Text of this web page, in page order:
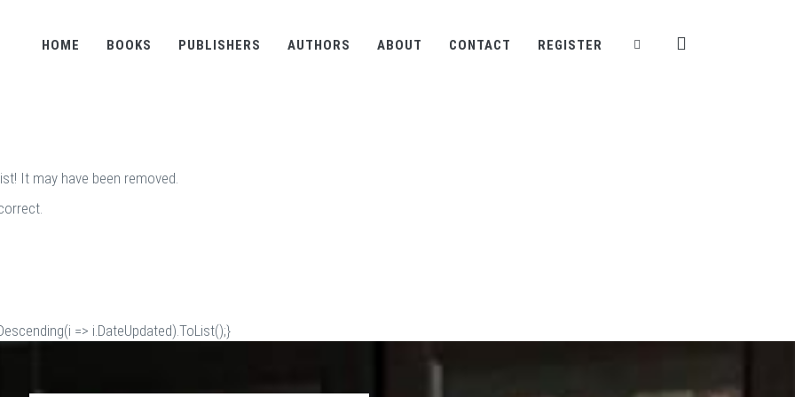
HOME BOOKS PUBLISHERS AUTHORS ABOUT CONTACT REGISTER
It may have been removed.
=> i.DateUpdated).ToList();}